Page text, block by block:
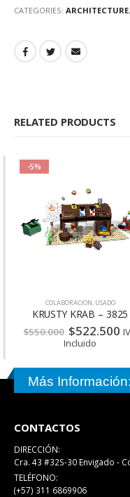
CATEGORIES: ARCHITECTURE,
RELATED PRODUCTS
-5%
COLABORACION, USADO
KRUSTY KRAB – 3825
$550.000 $522.500
Incluido
Más Información:
CONTACTOS
DIRECCIÓN:
Cra. 43 #32S-30 Envigado -
TELÉFONO:
(+57) 311 6869906